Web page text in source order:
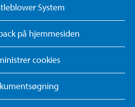
System
på hjemmesiden
cookies